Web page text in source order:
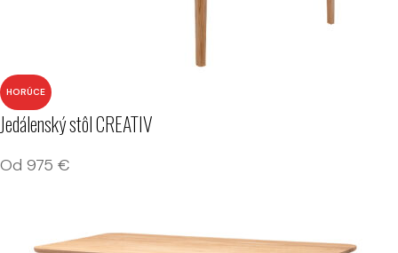
HORÚCE
Jedálenský stôl CREATIV
Od 975 €